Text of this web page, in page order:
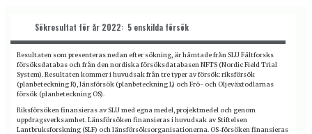
Sökresultat för år 2022: 5 enskilda försök
Resultaten som presenteras nedan efter sökning, är hämtade från SLU Fältforsks
försöksdatabas och från den nordiska försöksdatabasen NFTS (Nordic Field Trial
System). Resultaten kommer i huvudsak från tre typer av försök: riksförsök
(planbeteckning R), länsförsök (planbeteckning L) och Frö- och Oljeväxtodlarnas
försök (planbeteckning OS).
Riksförsöken finansieras av SLU med egna medel, projektmedel och genom
uppdragsverksamhet. Länsförsöken finansieras i huvudsak av Stiftelsen
Lantbruksforskning (SLF) och länsförsöksorganisationerna. OS-försöken finansieras